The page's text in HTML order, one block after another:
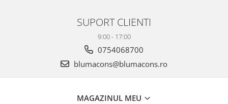
SUPORT CLIENTI
9:00 - 17:00
0754068700
blumacons@blumacons.ro
MAGAZINUL MEU